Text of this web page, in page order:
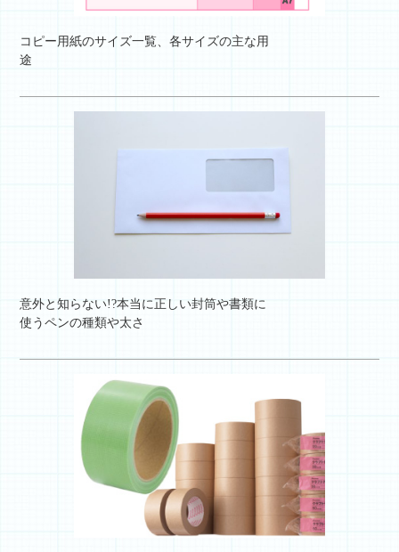
コピー用紙のサイズ一覧、各サイズの主な用
途
意外と知らない!?本当に正しい封筒や書類に
使うペンの種類や太さ